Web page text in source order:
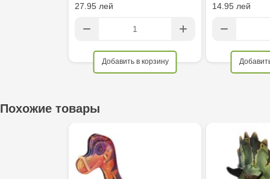
27.95 лей
Добавить в корзину
14.95 лей
Похожие товары